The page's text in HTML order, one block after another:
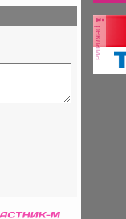
реклама